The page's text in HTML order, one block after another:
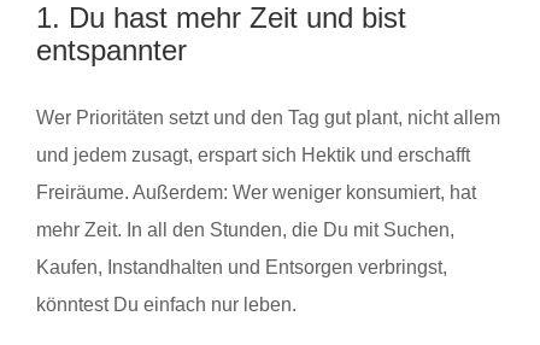
1. Du hast mehr Zeit und bist
entspannter
Wer Prioritäten setzt und den Tag gut plant, nicht allem
und jedem zusagt, erspart sich Hektik und erschafft
Freiräume. Außerdem: Wer weniger konsumiert, hat
mehr Zeit. In all den Stunden, die Du mit Suchen,
Kaufen, Instandhalten und Entsorgen verbringst,
könntest Du einfach nur leben.